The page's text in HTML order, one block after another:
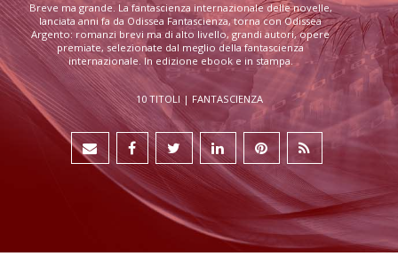
Breve ma grande. La fantascienza internazionale delle novelle,
lanciata anni fa da Odissea Fantascienza, torna con Odissea
Argento: romanzi brevi ma di alto livello, grandi autori, opere
premiate, selezionate dal meglio della fantascienza
internazionale. In edizione ebook e in stampa.
10 TITOLI | FANTASCIENZA